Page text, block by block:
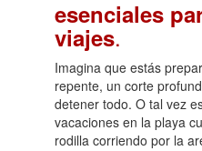
esenciales
viajes.
Imagina que estás
repente, un corte
detener todo. O tal vez
vacaciones en la playa
rodilla corriendo por la